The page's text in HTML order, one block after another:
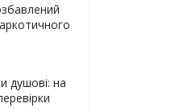
душові: на